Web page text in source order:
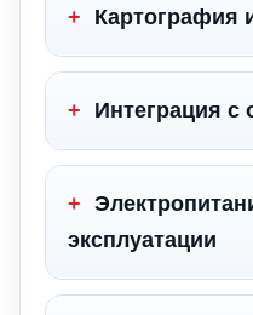
+ Картография
+ Интеграция с
+
эксплуатации